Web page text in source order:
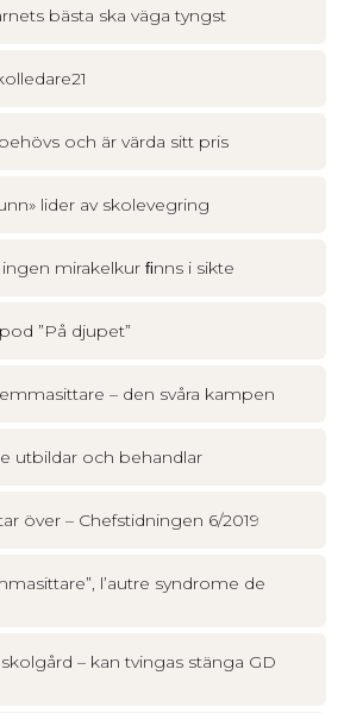
bästa ska väga tyngst
och är värda sitt pris
lider av skolevegring
mirakelkur ﬁnns i sikte
”På djupet”
– den svåra kampen
utbildar och behandlar
över – Chefstidningen 6/2019
l’autre syndrome de
– kan tvingas stänga GD